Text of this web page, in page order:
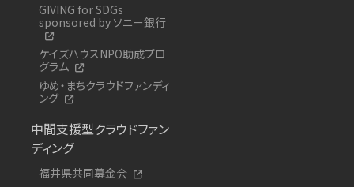
GIVING for SDGs
sponsored by ソニー銀行
ケイズハウスNPO助成プロ
グラム
ゆめ・まちクラウドファンディ
ング
中間支援型クラウドファン
ディング
福井県共同募金会